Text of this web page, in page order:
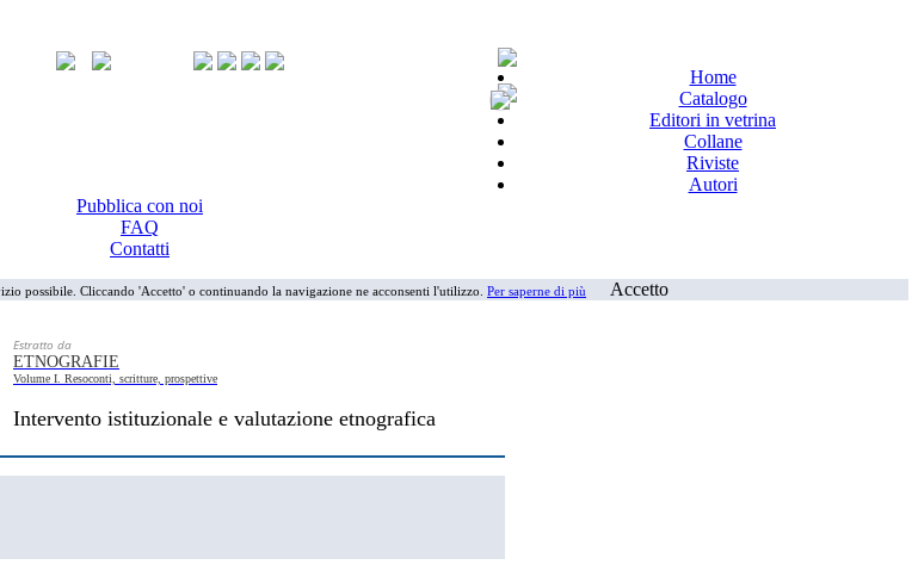
Home
Catalogo
Editori in vetrina
Collane
Riviste
Autori
Pubblica con noi
FAQ
Contatti
possibile. Cliccando 'Accetto' o continuando la navigazione ne acconsenti l'utilizzo. Per saperne di più Accetto
Estratto da
ETNOGRAFIE
Volume I. Resoconti, scritture, prospettive
Intervento istituzionale e valutazione etnografica